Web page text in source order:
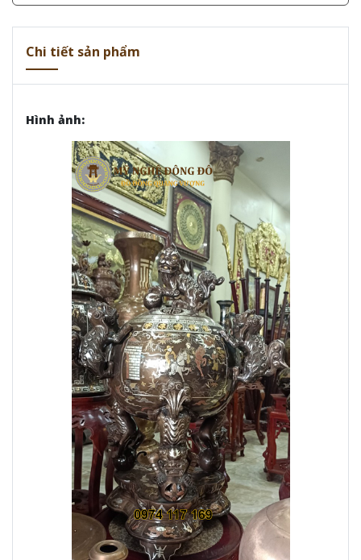
Chi tiết sản phẩm
Hình ảnh: